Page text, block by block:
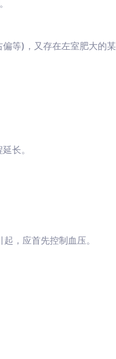
等)，又存在左室肥大的某
长。
，应首先控制血压。